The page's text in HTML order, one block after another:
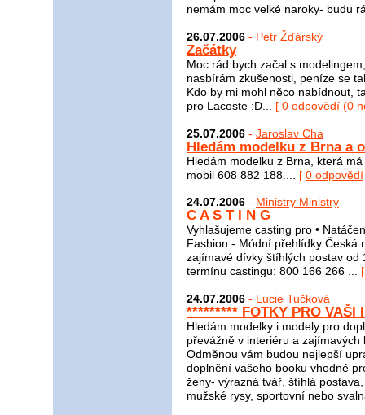
nemám moc velké naroky- budu
26.07.2006 - Petr Žďárský
Začátky
Moc rád bych začal s
nasbírám zkušenosti, peníze se
Kdo by mi mohl něco nabídnout,
pro Lacoste :D... [ 0 odpovědí (0
25.07.2006 - Jaroslav Cha
Hledám modelku z Brna a
Hledám modelku z Brna, která
mobil 608 882 188.... [ 0 odpovědí
24.07.2006 - Ministry Ministry
C A S T I N G
Vyhlašujeme casting pro •
Fashion - Módní přehlídky Česká
zajímavé dívky štíhlých postav od
termínu castingu: 800 166 266 ...
24.07.2006 - Lucie Tučková
********* FOTKY PRO VAŠI
Hledám modelky i modely pro
převážně v interiéru a
Odměnou vám budou nejlepší
doplnění vašeho booku vhodné
ženy- výrazná tvář, štíhlá
mužské rysy, sportovní nebo